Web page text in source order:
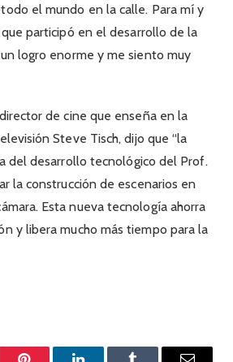
el mundo en la calle. Para mí y
participó en el desarrollo de la
logro enorme y me siento muy
de cine que enseña en la
Steve Tisch, dijo que “la
del desarrollo tecnológico del Prof.
la construcción de escenarios en
Esta nueva tecnología ahorra
y libera mucho más tiempo para la